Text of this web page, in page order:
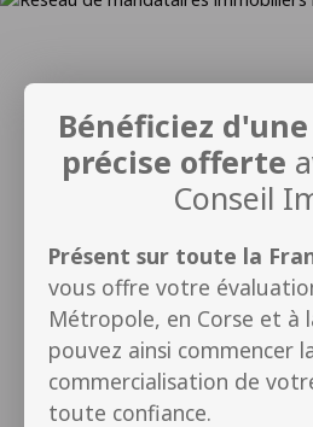
Bénéficiez
précise offerte
Conseil
Présent sur toute la
vous offre votre
Métropole, en Corse et à
pouvez ainsi commencer
commercialisation de
toute confiance.